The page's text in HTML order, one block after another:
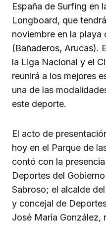
España de Surfing en
Longboard, que
noviembre en la playa
(Bañaderos, Arucas).
la Liga Nacional y el
reunirá a los mejores
una de las
este deporte.
El acto de
hoy en el Parque de
contó con la
Deportes del
Sabroso; el alcalde
y concejal de
José María González,